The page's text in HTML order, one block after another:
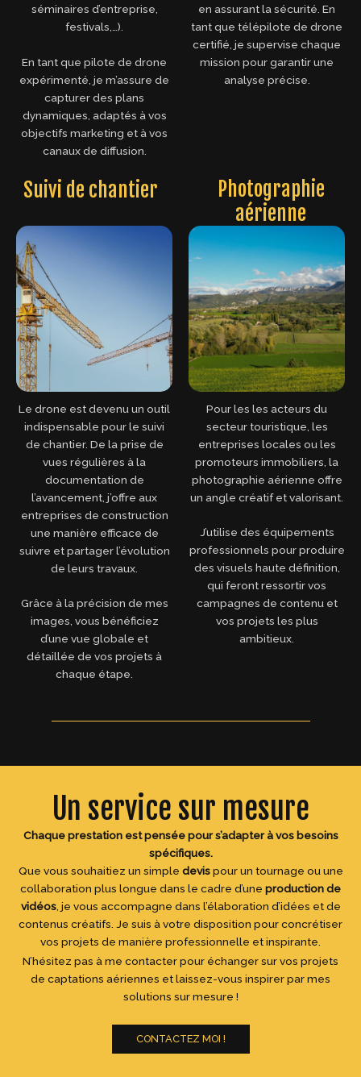
séminaires d’entreprise,
festivals,…).
En tant que pilote de drone
expérimenté, je m’assure de
capturer des plans
dynamiques, adaptés à vos
objectifs marketing et à vos
canaux de diffusion.
en assurant la sécurité. En
tant que télépilote de drone
certifié, je supervise chaque
mission pour garantir une
analyse précise.
Suivi de chantier
Photographie
aérienne
Le drone est devenu un outil
indispensable pour le suivi
de chantier. De la prise de
vues régulières à la
documentation de
l’avancement, j’offre aux
entreprises de construction
une manière efficace de
suivre et partager l’évolution
de leurs travaux.
Grâce à la précision de mes
images, vous bénéficiez
d’une vue globale et
détaillée de vos projets à
chaque étape.
Pour les les acteurs du
secteur touristique, les
entreprises locales ou les
promoteurs immobiliers, la
photographie aérienne offre
un angle créatif et valorisant.
J’utilise des équipements
professionnels pour produire
des visuels haute définition,
qui feront ressortir vos
campagnes de contenu et
vos projets les plus
ambitieux.
Un service sur mesure
Chaque prestation est pensée pour s’adapter à vos besoins
spécifiques.
Que vous souhaitiez un simple devispour un tournage ou une
collaboration plus longue dans le cadre d’une production de
vidéos, je vous accompagne dans l’élaboration d’idées et de
contenus créatifs. Je suis à votre disposition pour concrétiser
vos projets de manière professionnelle et inspirante.
N’hésitez pas à me contacter pour échanger sur vos projets
de captations aériennes et laissez-vous inspirer par mes
solutions sur mesure !
CONTACTEZ MOI !